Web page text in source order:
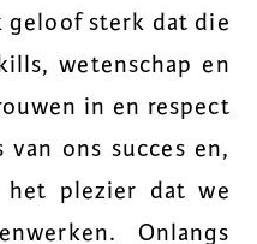
geloof sterk dat die
wetenschap en
in en respect
ons succes en,
het plezier dat we
Onlangs